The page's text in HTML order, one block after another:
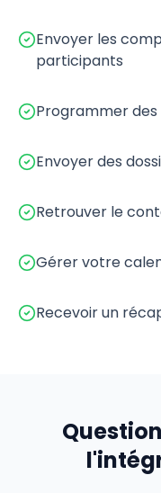
Envoyer les
participants
Programmer
Envoyer des
Retrouver le
Gérer votre
Recevoir un